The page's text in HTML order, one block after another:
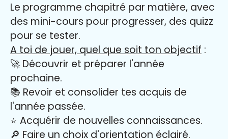
Le programme chapitré par matière, avec
des mini-cours pour progresser, des quizz
pour se tester.
A toi de jouer, quel que soit ton objectif :
🚀 Découvrir et préparer l'année
prochaine.
📚 Revoir et consolider tes acquis de
l'année passée.
⭐️ Acquérir de nouvelles connaissances.
🔎 Faire un choix d'orientation éclairé.